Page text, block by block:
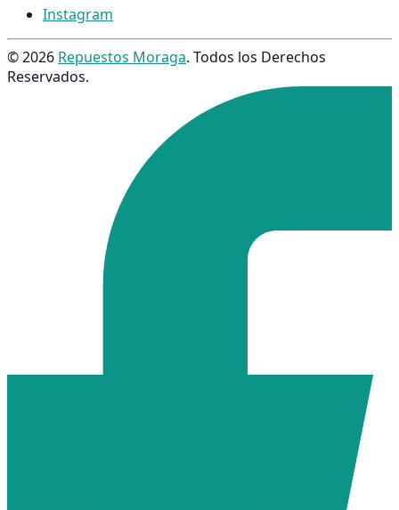
Instagram
© 2026 Repuestos Moraga. Todos los Derechos
Reservados.